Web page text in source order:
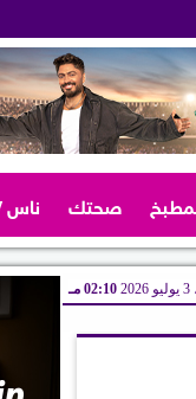
صحتك ناس TV
02:10 مـ